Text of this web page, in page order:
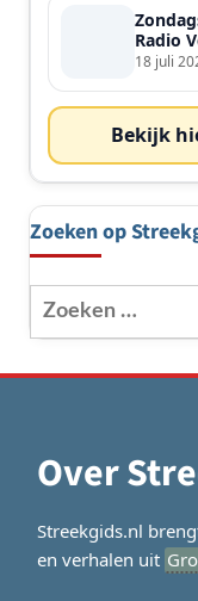
Radio
de
18 juli
Bekijk
Zoeken op
Zoeken
naar:
Over
Streekgids.nl
en verhalen uit